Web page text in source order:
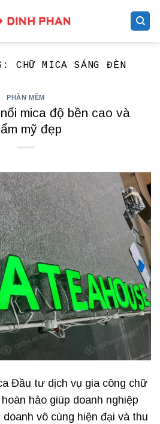
CHỮ MICA SÁNG ĐÈN
PHẦN MỀM
mica độ bền cao và
mỹ đẹp
Đầu tư dịch vụ gia công chữ
hảo giúp doanh nghiệp
vô cùng hiện đại và thu